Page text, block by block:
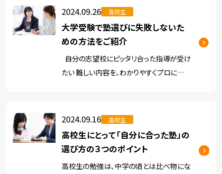
は、「戦略的な出願」を視野に入れた受験準
備が欠かせません。 もち […]
2024.09.26 高校生
大学受験で塾選びに失敗しないた
めの方法をご紹介
自分の志望校にピッタリ合った指導が受け
たい 難しい内容を、わかりやすくプロに解説
のであれば、こんな希望が叶えられる […]
2024.09.16 高校生
高校生にとって「自分に合った塾」の
選び方の３つのポイント
高校生の勉強は、中学の頃とは比べ物にな